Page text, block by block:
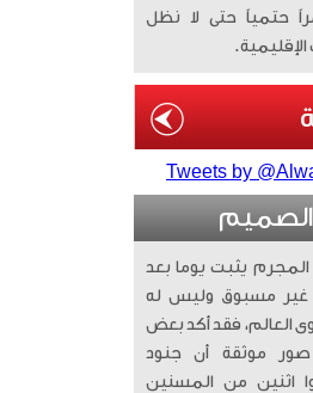
حتمياً حتى لا نظل
Tweets by
المجرم يثبت يوما بعد
غير مسبوق وليس له
العالم، فقد أكد بعض
موثقة أن جنود
اثنين من المسنين